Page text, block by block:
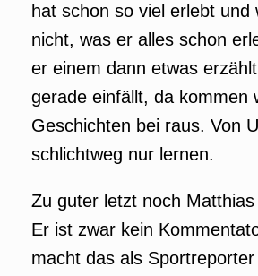
hat schon so viel erlebt und
nicht, was er alles schon
er einem dann etwas
gerade einfällt, da kommen
Geschichten bei raus. Von
schlichtweg nur lernen.
Zu guter letzt noch
Er ist zwar kein
macht das als